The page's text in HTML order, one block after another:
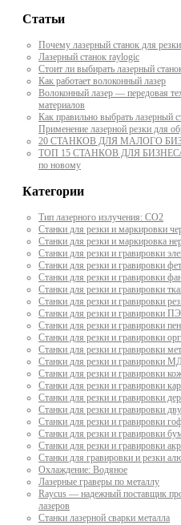
Статьи
Почему лазерный станок для
Лазерный станок raylogic
Стоит ли выбирать лазерный
Как работает волоконный лазер
Волоконный лазер — передовая
материалов
Как правильно выбрать лазерный
Применение лазерной резки для
20 СТАНКОВ ДЛЯ МАЛОГО
ТОП 15 СТАНКОВ ДЛЯ БИЗНЕСА
по новому
Категории
Тип лазерного излучения: СО2
Станки для резки и маркировки
Станки для резки и маркировка
Станки для резки и гравировки
Станки для резки и гравировки
Станки для резки и гравировки
Станки для резки и гравировки
Станки для резки и гравировки
Станки для резки и гравировки
Станки для резки и гравировки
Станки для резки и гравировки
Станки для резки и гравировки
Станки для резки и гравировки
Станки для резки и гравировки
Станки для резки и гравировки
Станки для резки и гравировки
Станки для резки и гравировки
Станки для резки и гравировки
Станки для резки и гравировки
Станки для резки и гравировки
Станки для гравировки и резки
Охлаждение: Водяное
Лазерные граверы по металлу
Raycus — надежный поставщик
лазеров
Cтанки лазерной сварки металла